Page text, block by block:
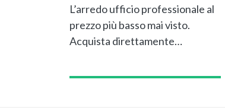
L’arredo ufficio professionale al
prezzo più basso mai visto.
Acquista direttamente…